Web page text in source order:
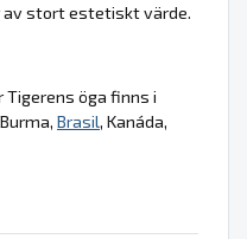
stort estetiskt värde.
öga finns i
Brasil, Kanáda,